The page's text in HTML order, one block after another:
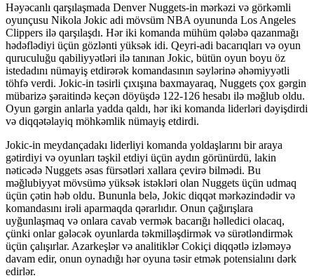
Həyəcanlı qarşılaşmada Denver Nuggets-in mərkəzi və görkəmli
oyunçusu Nikola Jokic adi mövsüm NBA oyununda Los Angeles
Clippers ilə qarşılaşdı. Hər iki komanda mühüm qələbə qazanmağı
hədəflədiyi üçün gözlənti yüksək idi. Qeyri-adi bacarıqları və oyun
quruculuğu qabiliyyətləri ilə tanınan Jokic, bütün oyun boyu öz
istedadını nümayiş etdirərək komandasının səylərinə əhəmiyyətli
töhfə verdi. Jokic-in təsirli çıxışına baxmayaraq, Nuggets çox gərgin
mübarizə şəraitində keçən döyüşdə 122-126 hesabı ilə məğlub oldu.
Oyun gərgin anlarla yadda qaldı, hər iki komanda liderləri dəyişdirdi
və diqqətəlayiq möhkəmlik nümayiş etdirdi.
Jokic-in meydançadakı liderliyi komanda yoldaşlarını bir araya
gətirdiyi və oyunları təşkil etdiyi üçün aydın görünürdü, lakin
nəticədə Nuggets əsas fürsətləri xallara çevirə bilmədi. Bu
məğlubiyyət mövsümə yüksək istəkləri olan Nuggets üçün udmaq
üçün çətin həb oldu. Bununla belə, Jokic diqqət mərkəzindədir və
komandasını irəli aparmaqda qərarlıdır. Onun çağırışlara
uyğunlaşmaq və onlara cavab vermək bacarığı həlledici olacaq,
çünki onlar gələcək oyunlarda təkmilləşdirmək və sürətləndirmək
üçün çalışırlar. Azarkeşlər və analitiklər Cokiçi diqqətlə izləməyə
davam edir, onun oynadığı hər oyuna təsir etmək potensialını dərk
edirlər.